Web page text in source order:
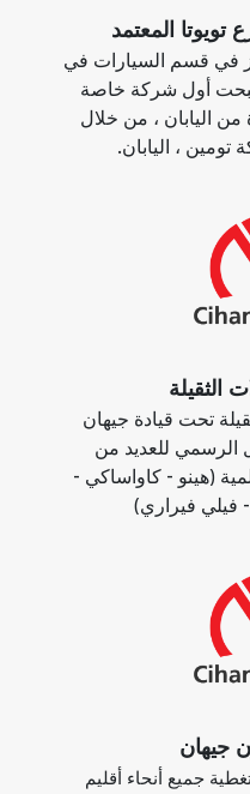
المعتمد
في قسم السيارات في
أول شركة خاصة
اليابان ، من خلال
تومين ، اليابان.
الثقيلة
تحت قيادة جيهان
الرسمي للعديد من
(هينو - كاواساكي -
فيلي فيراري)
جيهان
جميع أنحاء أقليم